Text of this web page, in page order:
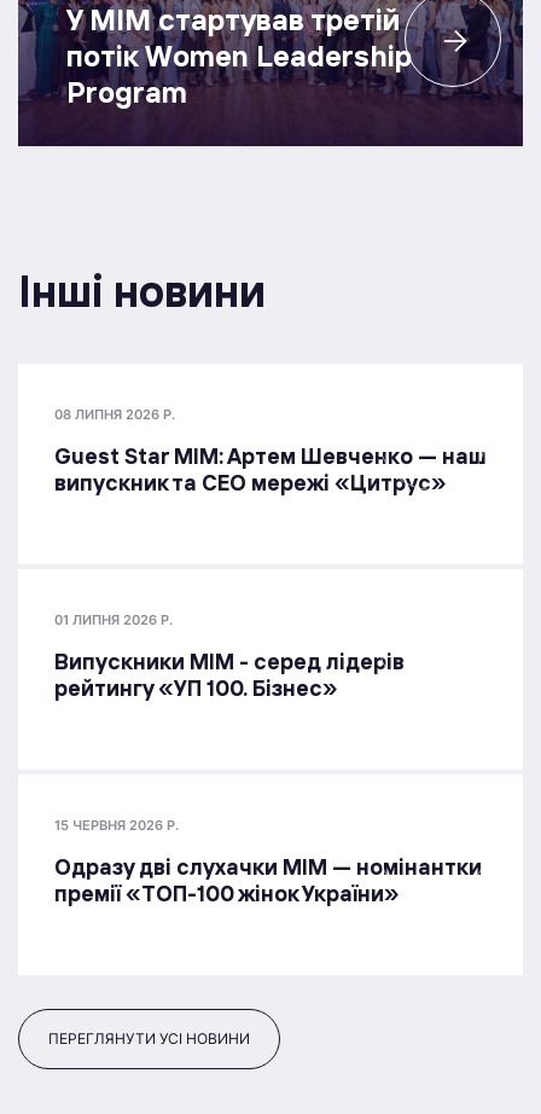
У МІМ стартував третій
потік Women Leadership
Program
Інші новини
08 ЛИПНЯ 2026 Р.
Guest Star МІМ: Артем Шевченко — наш
випускник та СЕО мережі «Цитрус»
01 ЛИПНЯ 2026 Р.
Випускники МІМ - серед лідерів
рейтингу «УП 100. Бізнес»
15 ЧЕРВНЯ 2026 Р.
Одразу дві слухачки МІМ — номінантки
премії «ТОП-100 жінок України»
ПЕРЕГЛЯНУТИ УСІ НОВИНИ